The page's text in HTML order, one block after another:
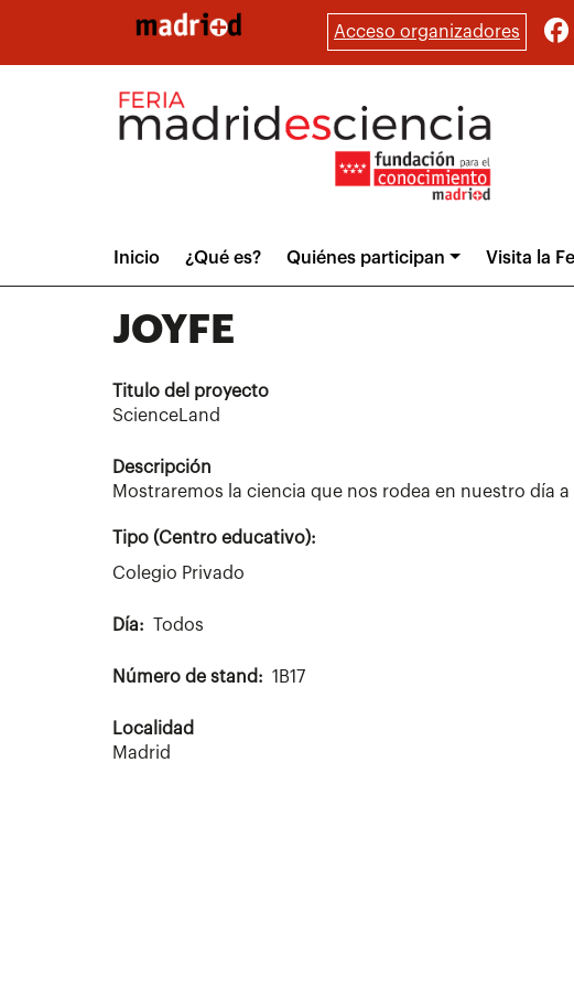
Acceso organizadores
Main
menuInicio ¿Qué es? Quiénes participan Visita la
JOYFE
Titulo del proyecto
ScienceLand
Descripción
Mostraremos la ciencia que nos rodea en nuestro día a
Tipo (Centro educativo):
Colegio Privado
Día Todos
Número de stand 1B17
Localidad
Madrid